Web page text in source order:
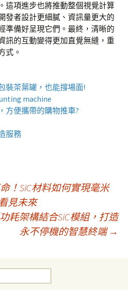
這項進步也將推動整個視覺計算
發者設計更細膩、資訊量更大的
準備好呈現它們。最終，清晰的
訊的互動變得更加直覺無縫，重
式。
裝茶葉罐 ，也能撐場面!
machine
方便攜帶的購物推車?
服務
！SiC材料如何實現毫米
見未來
耗架構結合SiC模組，打造
永不停機的智慧終端 →